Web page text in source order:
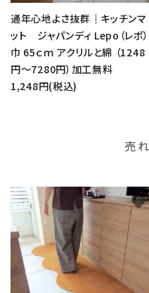
通年心地よさ抜群｜キッチンマ
ット ジャパンディ Lepo（レポ）
巾 65ｃｍ アクリルと綿 （1248
円～7280円）加工無料
1,248円(税込)
売
favorite